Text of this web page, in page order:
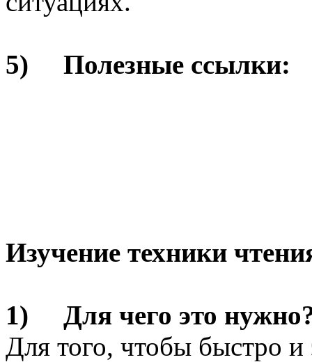
5) Полезные ссылки:
Изучение техники
1) Для чего это
Для того, чтобы быстро